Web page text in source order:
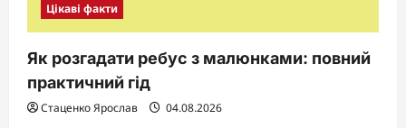
Цікаві факти
Як розгадати ребус з малюнками: повний
практичний гід
Стаценко Ярослав 04.08.2026